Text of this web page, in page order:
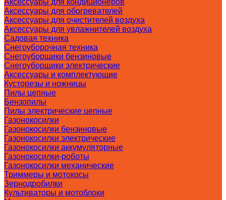
Аксессуары для кондиционеров
Аксессуары для обогревателей
Аксессуары для очистителей воздуха
Аксессуары для увлажнителей воздуха
Садовая техника
Снегоуборочная техника
Снегоуборщики бензиновые
Снегоуборщики электрические
Аксессуары и комплектующие
Кусторезы и ножницы
Пилы цепные
Бензопилы
Пилы электрические цепные
Газонокосилки
Газонокосилки бензиновые
Газонокосилки электрические
Газонокосилки аккумуляторные
Газонокосилки-роботы
Газонокосилки механические
Триммеры и мотокосы
Зернодробилки
Культиваторы и мотоблоки